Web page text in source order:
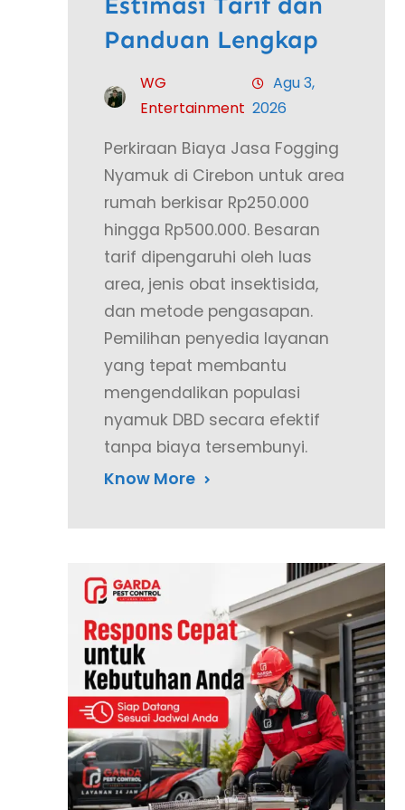
Panduan Lengkap
WG
Entertainment
Agu 3,
2026
Perkiraan Biaya Jasa Fogging
Nyamuk di Cirebon untuk area
rumah berkisar Rp250.000
hingga Rp500.000. Besaran
tarif dipengaruhi oleh luas
area, jenis obat insektisida,
dan metode pengasapan.
Pemilihan penyedia layanan
yang tepat membantu
mengendalikan populasi
nyamuk DBD secara efektif
tanpa biaya tersembunyi.
Know More